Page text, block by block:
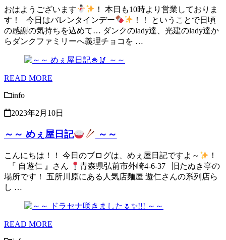
おはようございます
！ 本日も10時より営業しておりま
す！ 今日はバレンタインデー
！！ ということで日頃
の感謝の気持ちを込めて… ダンクのlady達、光建のlady達か
らダンクファミリーへ義理チョコを …
READ MORE
info
2023年2月10日
～～ めぇ屋日記 ～～
こんにちは！！ 今日のブログは、めぇ屋日記ですよ～
！
『 自遊仁 』さん
青森県弘前市外崎4-6-37 旧たぬき亭の
場所です！ 五所川原にある人気店麺屋 遊仁さんの系列店ら
し …
READ MORE